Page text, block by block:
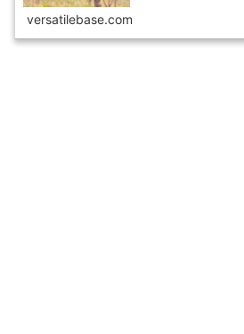
versatilebase.com